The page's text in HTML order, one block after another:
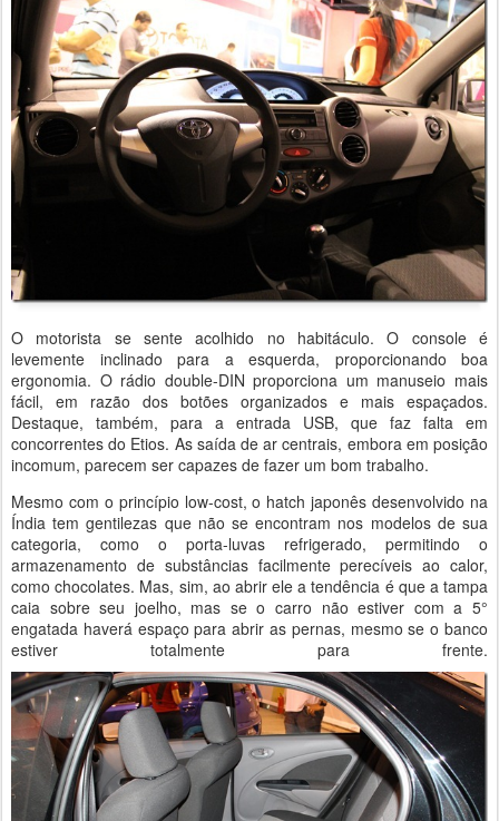
O motorista se sente acolhido no habitáculo. O console é
levemente inclinado para a esquerda, proporcionando boa
ergonomia. O rádio double-DIN proporciona um manuseio mais
fácil, em razão dos botões organizados e mais espaçados.
Destaque, também, para a entrada USB, que faz falta em
concorrentes do Etios. As saída de ar centrais, embora em posição
incomum, parecem ser capazes de fazer um bom trabalho.
Mesmo com o princípio low-cost, o hatch japonês desenvolvido na
Índia tem gentilezas que não se encontram nos modelos de sua
categoria, como o porta-luvas refrigerado, permitindo o
armazenamento de substâncias facilmente perecíveis ao calor,
como chocolates. Mas, sim, ao abrir ele a tendência é que a tampa
caia sobre seu joelho, mas se o carro não estiver com a 5°
engatada haverá espaço para abrir as pernas, mesmo se o banco
estiver totalmente para frente.